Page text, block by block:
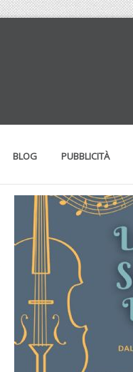
BLOG PUBBLICITÀ